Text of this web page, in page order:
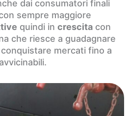
dai consumatori finali
sempre maggiore
quindi in crescita con
che riesce a guadagnare
mercati fino a